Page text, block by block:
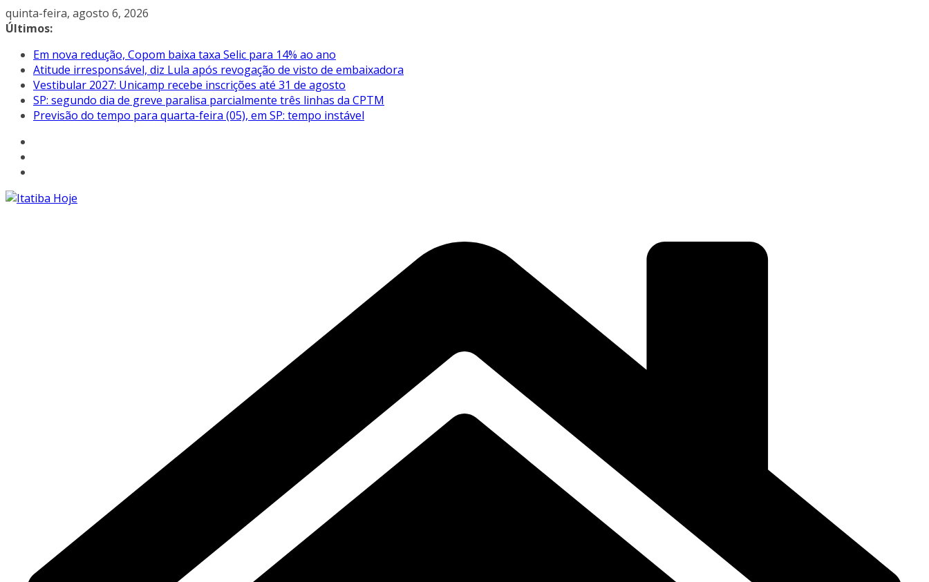
Pular
para
conteúdo
quinta-feira, agosto 6, 2026
Últimos:
Em nova redução, Copom baixa taxa Selic para 14% ao ano
Atitude irresponsável, diz Lula após revogação de visto de embaixadora
Vestibular 2027: Unicamp recebe inscrições até 31 de agosto
SP: segundo dia de greve paralisa parcialmente três linhas da CPTM
Previsão do tempo para quarta-feira (05), em SP: tempo instável